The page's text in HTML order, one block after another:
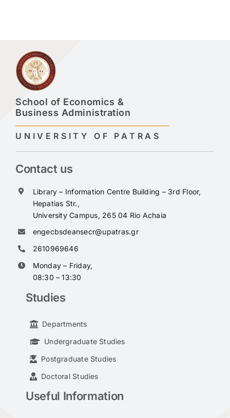
School of Economics &
Business Administration
UNIVERSITY OF PATRAS
Contact us
Library – Information Centre Building – 3rd Floor,
Hepatias Str.,
University Campus, 265 04 Rio Achaia
engecbsdeansecr@upatras.gr
2610969646
Monday – Friday,
08:30 – 13:30
Studies
Departments
Undergraduate Studies
Postgraduate Studies
Doctoral Studies
Useful Information